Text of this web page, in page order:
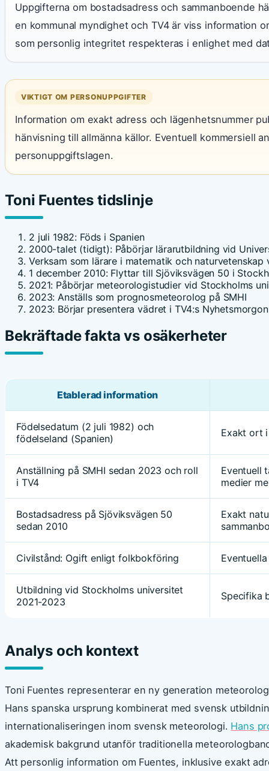
Uppgifterna om bostadsadress och sammanboende
en kommunal myndighet och TV4 är viss information
som personlig integritet respekteras i enlighet med
VIKTIGT OM PERSONUPPGIFTER
Information om exakt adress och lägenhetsnummer
hänvisning till allmänna källor. Eventuell kommersiell
personuppgiftslagen.
Toni Fuentes tidslinje
2 juli 1982: Föds i Spanien
2000-talet (tidigt): Påbörjar lärarutbildning vid
Verksam som lärare i matematik och
1 december 2010: Flyttar till Sjöviksvägen 50 i
2021: Påbörjar meteorologistudier vid Stockholms
2023: Anställs som prognosmeteorolog på SMHI
2023: Börjar presentera vädret i TV4:s Nyhetsmorgon
Bekräftade fakta vs osäkerheter
Etablerad information
Födelsedatum (2 juli 1982) och
födelseland (Spanien)
Exakt ort
Anställning på SMHI sedan 2023 och roll
i TV4
Eventuell
medier
Bostadsadress på Sjöviksvägen 50
sedan 2010
Exakt
Civilstånd: Ogift enligt folkbokföring
Utbildning vid Stockholms universitet
2021-2023
Specifika
Analys och kontext
Toni Fuentes representerar en ny generation
Hans spanska ursprung kombinerat med svensk
internationaliseringen inom svensk meteorologi. Hans
akademisk bakgrund utanför traditionella
Att personlig information om Fuentes, inklusive exakt